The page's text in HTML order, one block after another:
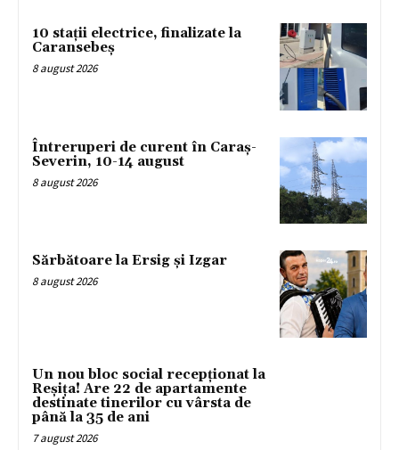
10 stații electrice, finalizate la
Caransebeș
8 august 2026
Întreruperi de curent în Caraș-
Severin, 10-14 august
8 august 2026
Sărbătoare la Ersig și Izgar
8 august 2026
Un nou bloc social recepționat la
Reșița! Are 22 de apartamente
destinate tinerilor cu vârsta de
până la 35 de ani
7 august 2026